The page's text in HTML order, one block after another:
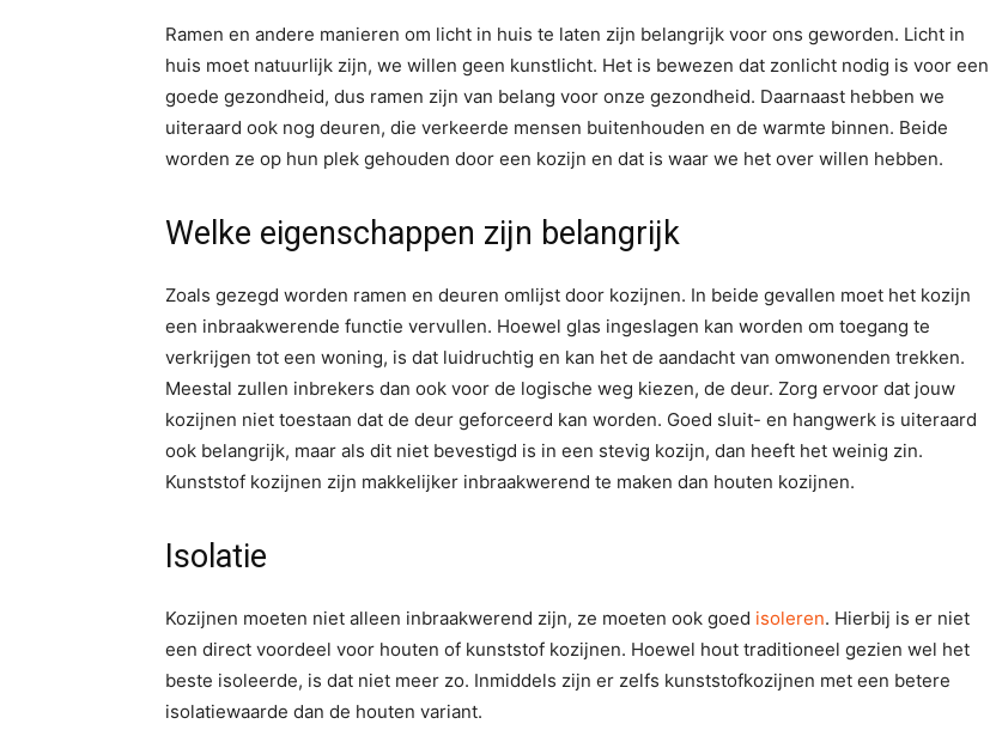
Ramen en andere manieren om licht in huis te laten zijn belangrijk voor ons geworden. Licht in
huis moet natuurlijk zijn, we willen geen kunstlicht. Het is bewezen dat zonlicht nodig is voor een
goede gezondheid, dus ramen zijn van belang voor onze gezondheid. Daarnaast hebben we
uiteraard ook nog deuren, die verkeerde mensen buitenhouden en de warmte binnen. Beide
worden ze op hun plek gehouden door een kozijn en dat is waar we het over willen hebben.
Welke eigenschappen zijn belangrijk
Zoals gezegd worden ramen en deuren omlijst door kozijnen. In beide gevallen moet het kozijn
een inbraakwerende functie vervullen. Hoewel glas ingeslagen kan worden om toegang te
verkrijgen tot een woning, is dat luidruchtig en kan het de aandacht van omwonenden trekken.
Meestal zullen inbrekers dan ook voor de logische weg kiezen, de deur. Zorg ervoor dat jouw
kozijnen niet toestaan dat de deur geforceerd kan worden. Goed sluit- en hangwerk is uiteraard
ook belangrijk, maar als dit niet bevestigd is in een stevig kozijn, dan heeft het weinig zin.
Kunststof kozijnen zijn makkelijker inbraakwerend te maken dan houten kozijnen.
Isolatie
Kozijnen moeten niet alleen inbraakwerend zijn, ze moeten ook goed isoleren. Hierbij is er niet
een direct voordeel voor houten of kunststof kozijnen. Hoewel hout traditioneel gezien wel het
beste isoleerde, is dat niet meer zo. Inmiddels zijn er zelfs kunststofkozijnen met een betere
isolatiewaarde dan de houten variant.